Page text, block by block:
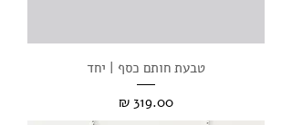
טבעת חותם כסף | יחד
מחיר